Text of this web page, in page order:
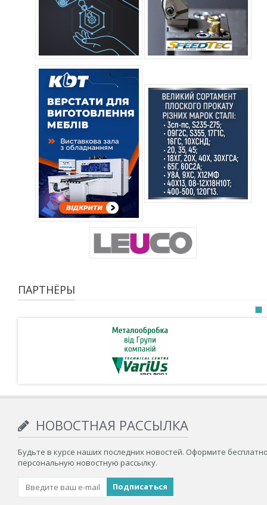
ПАРТНЁРЫ
НОВОСТНАЯ РАССЫЛКА
Будьте в курсе наших последних новостей. Оформите
персональную новостную рассылку.